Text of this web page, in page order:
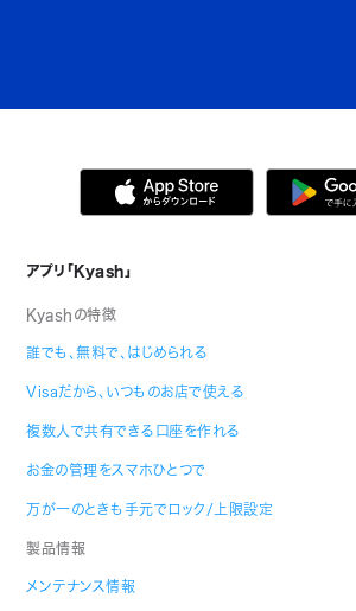
アプリ「Kyash」
Kyashの特徴
誰でも、無料で、はじめられる
Visaだから、いつものお店で使える
複数人で共有できる口座を作れる
お金の管理をスマホひとつで
万が一のときも手元でロック/上限設定
製品情報
メンテナンス情報